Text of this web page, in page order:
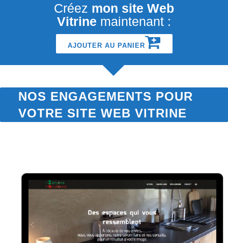
Créez mon site Web
Vitrine maintenant :
AJOUTER AU PANIER
NOS ENGAGEMENTS POUR
VOTRE SITE WEB VITRINE